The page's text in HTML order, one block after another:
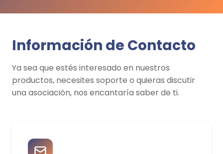
Información de Contacto
Ya sea que estés interesado en nuestros
productos, necesites soporte o quieras discutir
una asociación, nos encantaría saber de ti.